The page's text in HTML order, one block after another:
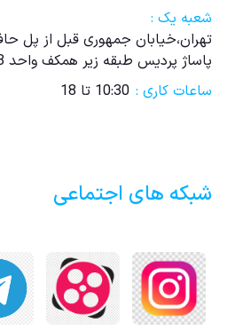
شعبه یک :
تهران،خیابان جمهوری قبل از پل
پاساژ پردیس طبقه زیر همکف واحد 8
ساعات کاری : 10:30 تا 18
شبکه های اجتماعی